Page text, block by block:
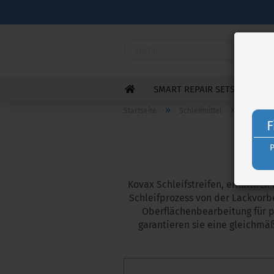
SMART REPAIR SETS
» » Streifen
Kovax Schleifstreifen, erhältlich
Schleifprozess von der
Oberflächenbearbeitung für
garantieren sie eine